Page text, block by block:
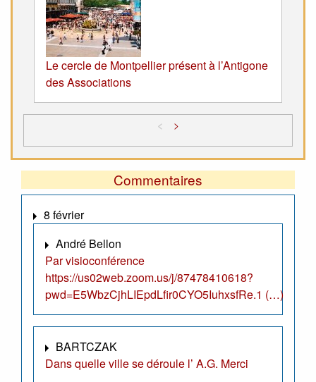
Le cercle de Montpellier présent à l’Antigone
des Associations
< >
Commentaires
8 février
André Bellon
Par visioconférence
https://us02web.zoom.us/j/87478410618?
pwd=E5WbzCjhLIEpdLfir0CYO5IuhxsfRe.1 (…)
BARTCZAK
Dans quelle ville se déroule l’ A.G. Merci